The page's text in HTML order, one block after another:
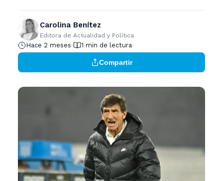
Carolina Benítez
Editora de Actualidad y Política
Hace 2 meses 1 min de lectura
Compartir